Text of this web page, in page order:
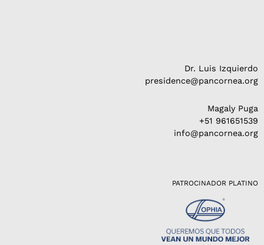
Dr. Luis Izquierdo
presidence@pancornea.org
Magaly Puga
+51 961651539
info@pancornea.org
PATROCINADOR PLATINO